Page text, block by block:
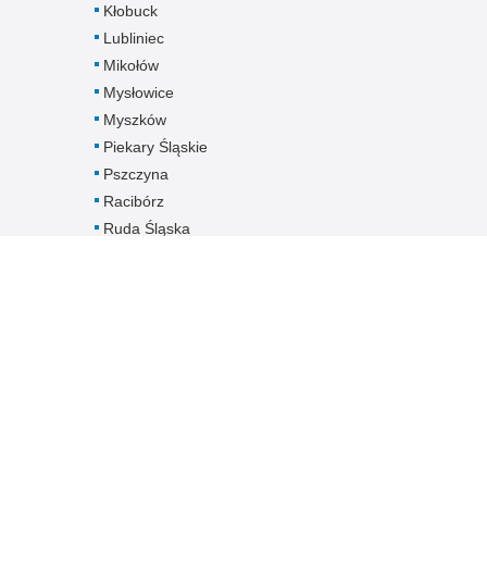
Kłobuck
Lubliniec
Mikołów
Mysłowice
Myszków
Piekary Śląskie
Pszczyna
Racibórz
Ruda Śląska